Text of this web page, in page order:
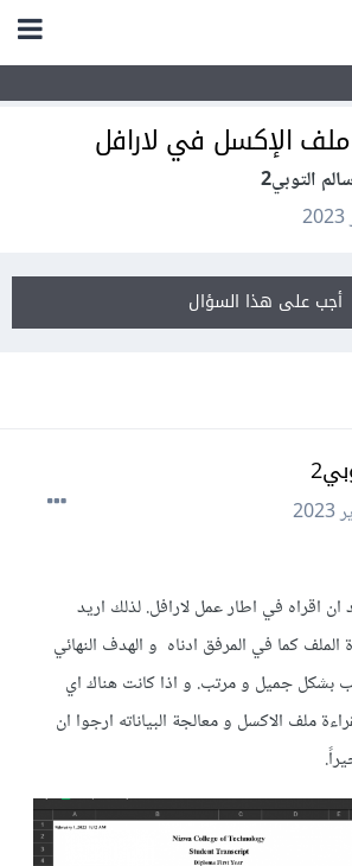
الإكسل في لارافل
التوبي2
أجب على هذا السؤال
اقراه في اطار عمل لارافل. لذلك اريد
كما في المرفق ادناه و الهدف النهائي
بشكل جميل و مرتب. و اذا كانت هناك اي
ملف الاكسل و معالجة البياناته ارجوا ان